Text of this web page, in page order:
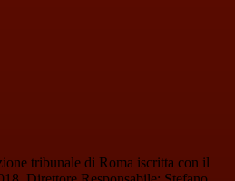
tribunale di Roma iscritta con il